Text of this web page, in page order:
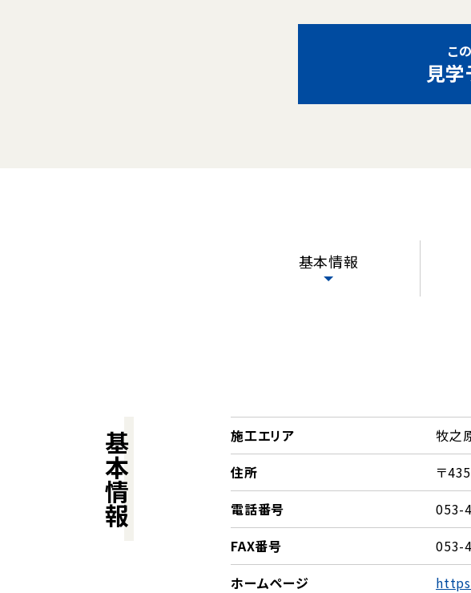
こ
見学
基本情報
基本情報 施工エリア
牧之
住所
〒
電話番号
053-
FAX番号
053-
ホームページ